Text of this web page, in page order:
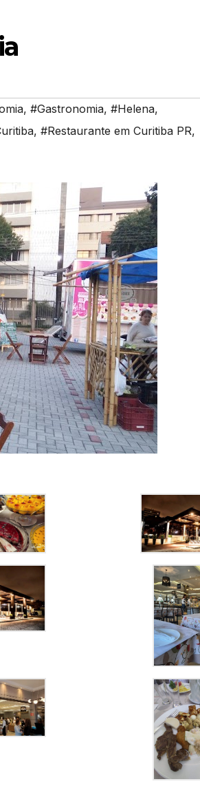
, #Gastronomia, #Helena,
, #Restaurante em Curitiba PR,